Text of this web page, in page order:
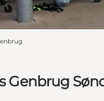
Genbrug